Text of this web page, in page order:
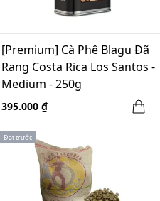
[Premium] Cà Phê Blagu Đã
Rang Costa Rica Los Santos -
Medium - 250g
395.000 ₫
Đặt trước